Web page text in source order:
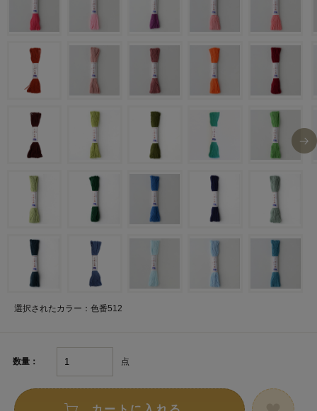
選択されたカラー：色番512
数量： 点